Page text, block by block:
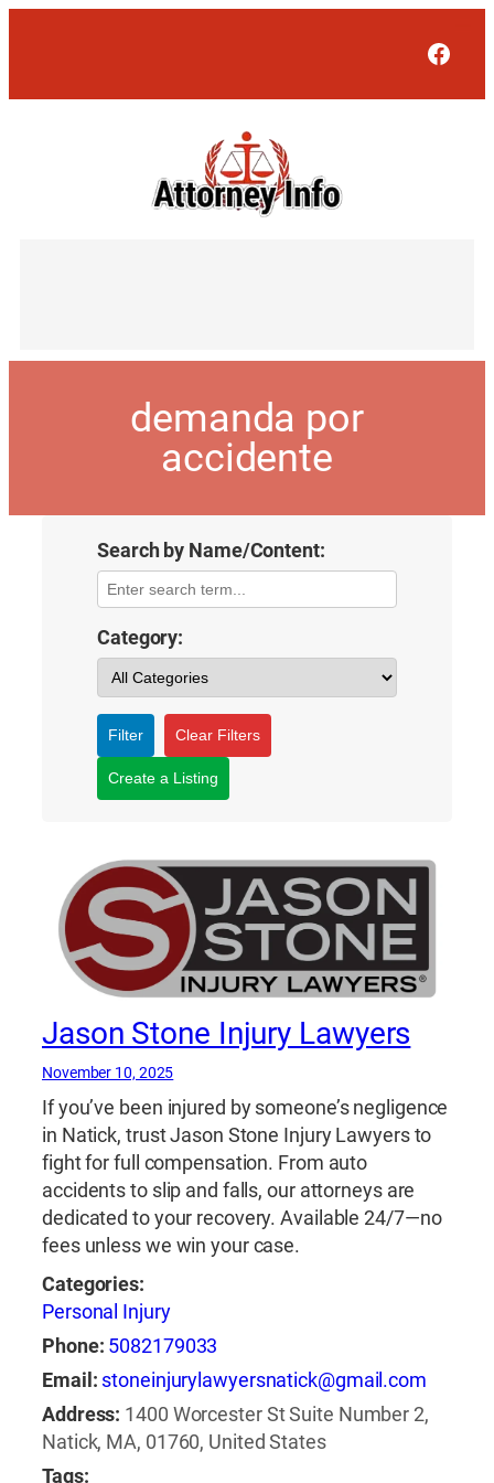
demanda por
accidente
Search by Name/Content:
Category:
Filter Clear Filters
Create a Listing
Jason Stone Injury Lawyers
November 10, 2025
If you’ve been injured by someone’s negligence
in Natick, trust Jason Stone Injury Lawyers to
fight for full compensation. From auto
accidents to slip and falls, our attorneys are
dedicated to your recovery. Available 24/7—no
fees unless we win your case.
Categories:
Personal Injury
Phone: 5082179033
Email: stoneinjurylawyersnatick@gmail.com
Address: 1400 Worcester St Suite Number 2,
Natick, MA, 01760, United States
Tags: